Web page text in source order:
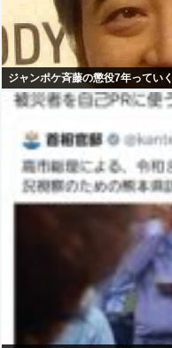
ジャンポケ斉藤の懲役7年ってい